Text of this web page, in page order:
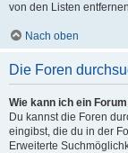
von den Listen
Nach oben
Die Foren
Wie kann ich ein
Du kannst die Foren
eingibst, die du in der
Erweiterte